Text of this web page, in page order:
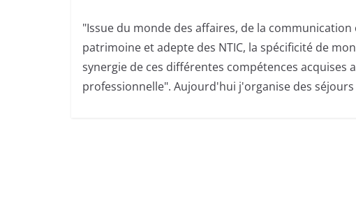
"Issue du monde des affaires, de la
patrimoine et adepte des NTIC, la spécificité de
synergie de ces différentes compétences acquises
professionnelle". Aujourd'hui j'organise des